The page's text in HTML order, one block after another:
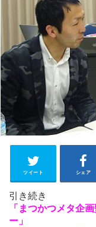
ツイート シェア
引き続き
「まつかつメタ企
ー」